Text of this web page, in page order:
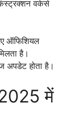
वर्कर्स
ऑफिशियल
है।
अपडेट होता है।
में